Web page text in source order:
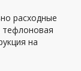
расходные
тефлоновая
на